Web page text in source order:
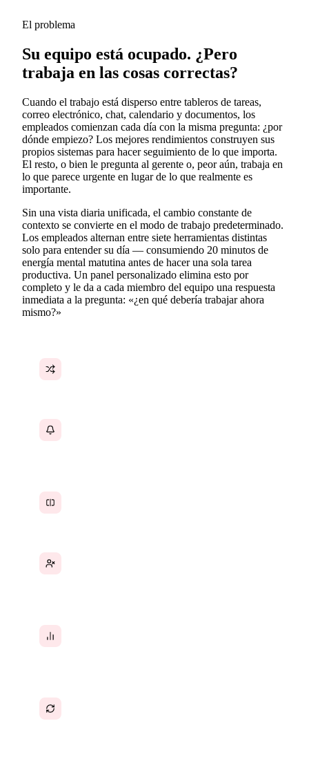
El problema
Su equipo está ocupado. ¿Pero
trabaja en las cosas correctas?
Cuando el trabajo está disperso entre tableros de tareas,
correo electrónico, chat, calendario y documentos, los
empleados comienzan cada día con la misma pregunta: ¿por
dónde empiezo? Los mejores rendimientos construyen sus
propios sistemas para hacer seguimiento de lo que importa.
El resto, o bien le pregunta al gerente o, peor aún, trabaja en
lo que parece urgente en lugar de lo que realmente es
importante.
Sin una vista diaria unificada, el cambio constante de
contexto se convierte en el modo de trabajo predeterminado.
Los empleados alternan entre siete herramientas distintas
solo para entender su día — consumiendo 20 minutos de
energía mental matutina antes de hacer una sola tarea
productiva. Un panel personalizado elimina esto por
completo y le da a cada miembro del equipo una respuesta
inmediata a la pregunta: «¿en qué debería trabajar ahora
mismo?»